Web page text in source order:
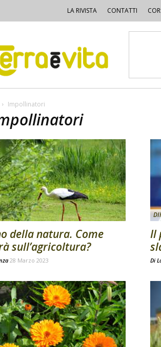
LA RIVISTA CONTATTI
Impollinatori
della natura. Come
sull’agricoltura?
28 Marzo 2023
Il
Di